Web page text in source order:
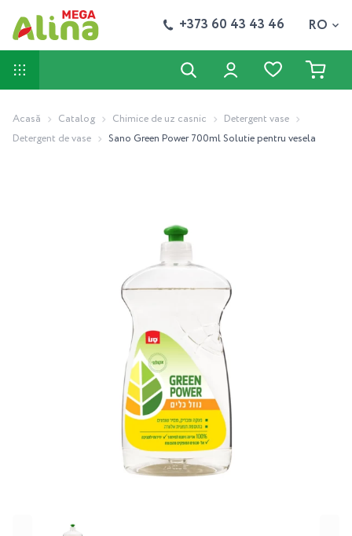
+373 60 43 43 46 RO
Acasă Catalog Chimice de uz casnic
Detergent vase
Detergent de vase
Sano Green Power 700ml Solutie pentru vesela